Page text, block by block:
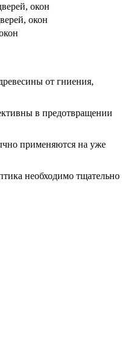
окон
окон
от гниения,
в предотвращении
применяются на уже
необходимо тщательно